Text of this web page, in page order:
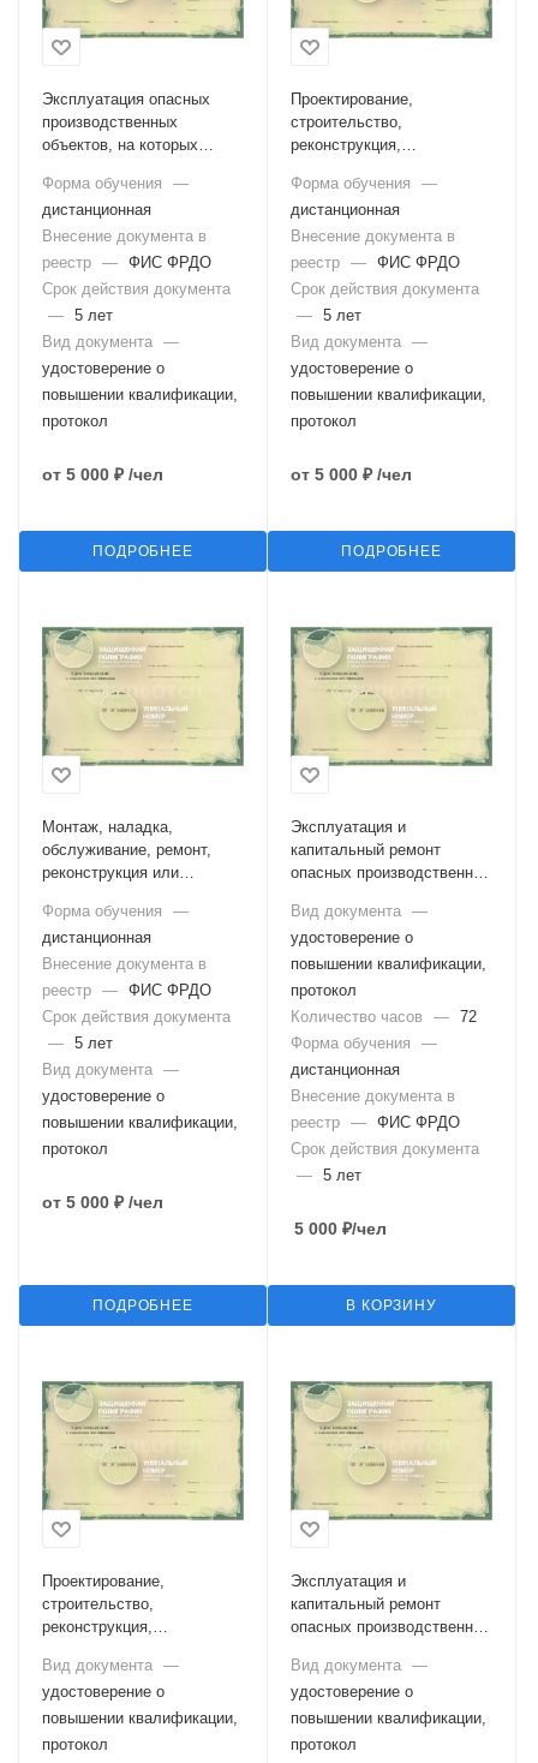
Эксплуатация опасных
производственных
объектов, на которых
сооружения (Б.9.3)
Форма обучения
—
дистанционная
Внесение документа в
реестр — ФИС ФРДО
Срок действия документа
— 5 лет
Вид документа —
удостоверение о
повышении квалификации,
протокол
от 5 000 ₽ /чел
ПОДРОБНЕЕ
Проектирование,
строительство,
реконструкция,
перевооружение,
капитальный ремонт,
консервация, ликвидация
опасных производственных
объектов, на которых
используются подъемные
Форма обучения
—
дистанционная
Внесение документа в
реестр — ФИС ФРДО
Срок действия документа
— 5 лет
Вид документа —
удостоверение о
повышении квалификации,
протокол
от 5 000 ₽ /чел
ПОДРОБНЕЕ
Монтаж, наладка,
обслуживание, ремонт,
реконструкция или
сооружений, применяемых
на опасных
производственных
объектах (Б.9.5)
Форма обучения
—
дистанционная
Внесение документа в
реестр — ФИС ФРДО
Срок действия документа
— 5 лет
Вид документа —
удостоверение о
повышении квалификации,
протокол
от 5 000 ₽ /чел
ПОДРОБНЕЕ
Эксплуатация и
капитальный ремонт
опасных производственных
используются
пассажирские канатные
дороги и (или)
фуникулеры, эксплуатация
(в том числе обслуживание
и ремонт) пассажирских
канатных дорог и (или)
фуникулеров (Б.9.6)
Вид документа —
удостоверение о
повышении квалификации,
протокол
Количество часов
— 72
Форма обучения
—
дистанционная
Внесение документа в
реестр — ФИС ФРДО
Срок действия документа
— 5 лет
5 000 ₽/чел
В КОРЗИНУ
Проектирование,
строительство,
реконструкция,
перевооружение,
консервация и ликвидация
опасных производственных
объектов, на которых
Вид документа —
удостоверение о
повышении квалификации,
протокол
Эксплуатация и
капитальный ремонт
опасных производственных
используются грузовые
подвесные канатные
дороги, эксплуатация (в
том числе обслуживание и
Вид документа —
удостоверение о
повышении квалификации,
протокол